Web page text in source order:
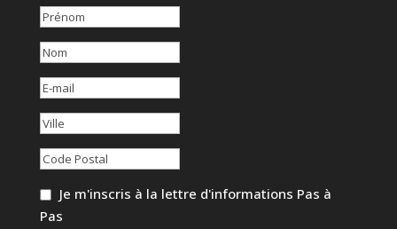
Je m'inscris à la lettre d'informations Pas à
Pas